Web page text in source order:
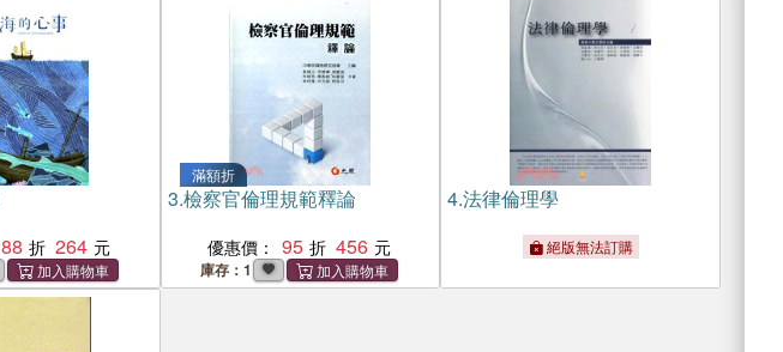
88 264
滿額折
3.檢察官倫理規範釋論
優惠價： 95 456
庫存：1
4.法律倫理學
絕版無法訂購